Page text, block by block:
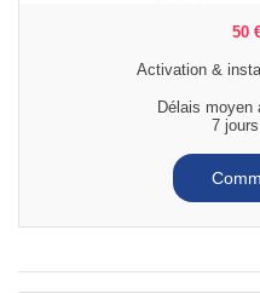
50
Activation &
Délais moyen
7